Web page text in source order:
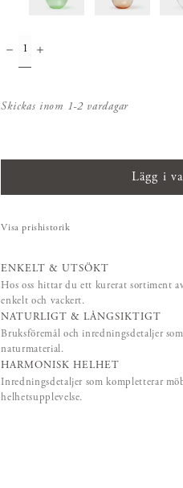
Skickas inom 1-2 vardagar
Lägg i
Visa prishistorik
ENKELT & UTSÖKT
Hos oss hittar du ett kurerat sortiment
enkelt och vackert.
NATURLIGT & LÅNGSIKTIGT
Bruksföremål och inredningsdetaljer
naturmaterial.
HARMONISK HELHET
Inredningsdetaljer som kompletterar
helhetsupplevelse.